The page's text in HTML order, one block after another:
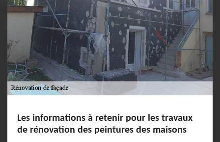
Les informations à retenir pour les travaux
de rénovation des peintures des maisons